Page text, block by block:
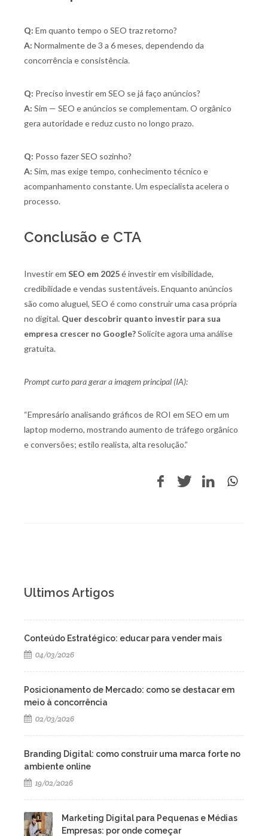
Q: Em quanto tempo o SEO traz retorno?
A: Normalmente de 3 a 6 meses, dependendo da
concorrência e consistência.
Q: Preciso investir em SEO se já faço anúncios?
A: Sim — SEO e anúncios se complementam. O orgânico
gera autoridade e reduz custo no longo prazo.
Q: Posso fazer SEO sozinho?
A: Sim, mas exige tempo, conhecimento técnico e
acompanhamento constante. Um especialista acelera o
processo.
Conclusão e CTA
Investir em SEO em 2025é investir em visibilidade,
credibilidade e vendas sustentáveis. Enquanto anúncios
são como aluguel, SEO é como construir uma casa própria
no digital. Quer descobrir quanto investir para sua
empresa crescer no Google?Solicite agora uma análise
gratuita.
Prompt curto para gerar a imagem principal (IA):
“Empresário analisando gráficos de ROI em SEO em um
laptop moderno, mostrando aumento de tráfego orgânico
e conversões; estilo realista, alta resolução.”
Ultimos Artigos
Conteúdo Estratégico: educar para vender mais
04/03/2026
Posicionamento de Mercado: como se destacar em
meio à concorrência
02/03/2026
Branding Digital: como construir uma marca forte no
ambiente online
19/02/2026
Marketing Digital para Pequenas e Médias
Empresas: por onde começar